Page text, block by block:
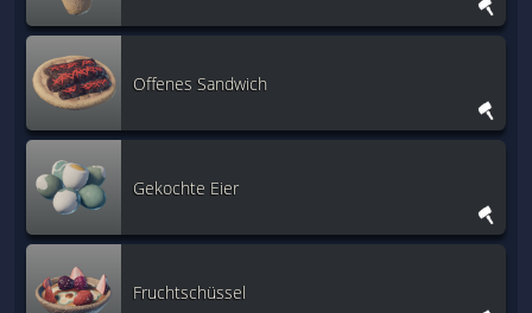
Offenes Sandwich
Gekochte Eier
Fruchtschüssel